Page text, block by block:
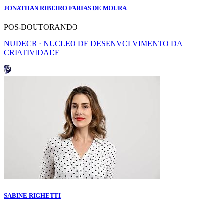
JONATHAN RIBEIRO FARIAS DE MOURA
POS-DOUTORANDO
NUDECR · NUCLEO DE DESENVOLVIMENTO DA
CRIATIVIDADE
SABINE RIGHETTI